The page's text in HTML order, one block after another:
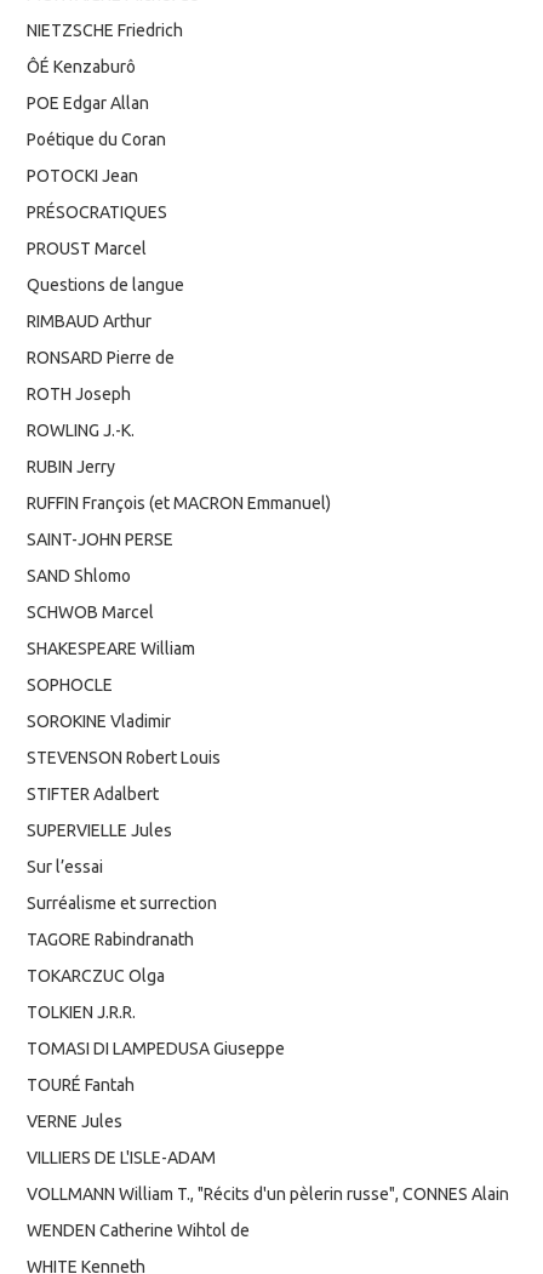
NIETZSCHE Friedrich
ÔÉ Kenzaburô
POE Edgar Allan
Poétique du Coran
POTOCKI Jean
PRÉSOCRATIQUES
PROUST Marcel
Questions de langue
RIMBAUD Arthur
RONSARD Pierre de
ROTH Joseph
ROWLING J.-K.
RUBIN Jerry
RUFFIN François (et MACRON Emmanuel)
SAINT-JOHN PERSE
SAND Shlomo
SCHWOB Marcel
SHAKESPEARE William
SOPHOCLE
SOROKINE Vladimir
STEVENSON Robert Louis
STIFTER Adalbert
SUPERVIELLE Jules
Sur l’essai
Surréalisme et surrection
TAGORE Rabindranath
TOKARCZUC Olga
TOLKIEN J.R.R.
TOMASI DI LAMPEDUSA Giuseppe
TOURÉ Fantah
VERNE Jules
VILLIERS DE L'ISLE-ADAM
VOLLMANN William T., "Récits d'un pèlerin russe", CONNES Alain
WENDEN Catherine Wihtol de
WHITE Kenneth